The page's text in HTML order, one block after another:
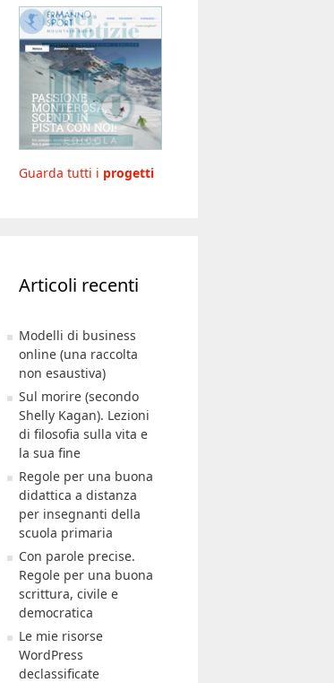
Guarda tutti i progetti
Articoli recenti
Modelli di business
online (una raccolta
non esaustiva)
Sul morire (secondo
Shelly Kagan). Lezioni
di filosofia sulla vita e
la sua fine
Regole per una buona
didattica a distanza
per insegnanti della
scuola primaria
Con parole precise.
Regole per una buona
scrittura, civile e
democratica
Le mie risorse
WordPress
declassificate